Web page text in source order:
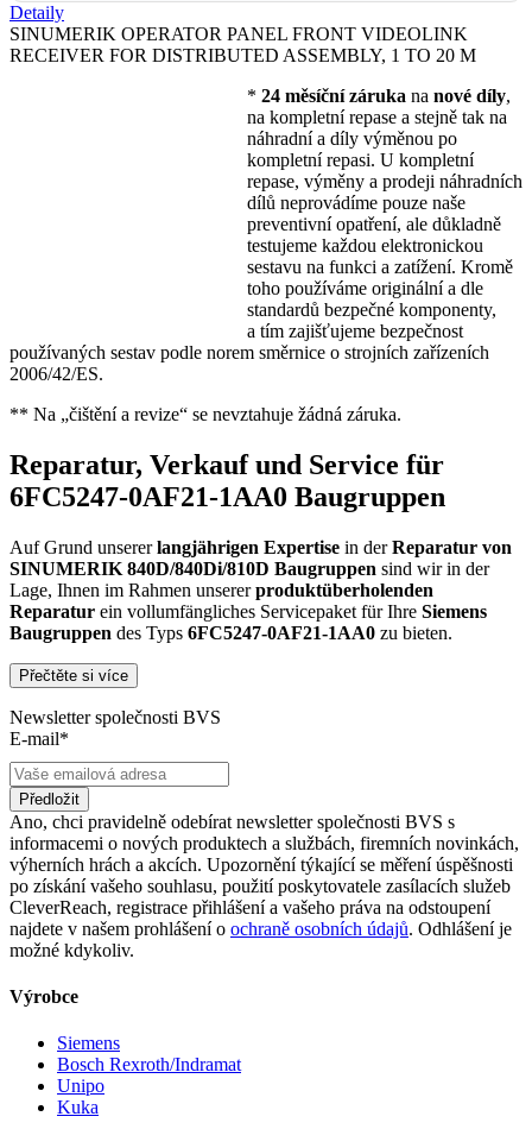
Detaily
SINUMERIK OPERATOR PANEL FRONT VIDEOLINK
RECEIVER FOR DISTRIBUTED ASSEMBLY, 1 TO 20 M
* 24 měsíční záruka na nové díly,
na kompletní repase a stejně tak na
náhradní a díly výměnou po
kompletní repasi. U kompletní
repase, výměny a prodeji náhradních
dílů neprovádíme pouze naše
preventivní opatření, ale důkladně
testujeme každou elektronickou
sestavu na funkci a zatížení. Kromě
toho používáme originální a dle
standardů bezpečné komponenty,
a tím zajišťujeme bezpečnost
používaných sestav podle norem směrnice o strojních zařízeních
2006/42/ES.
** Na „čištění a revize“ se nevztahuje žádná záruka.
Reparatur, Verkauf und Service für
6FC5247-0AF21-1AA0 Baugruppen
Auf Grund unsererlangjährigen Expertise in derReparatur von
SINUMERIK 840D/840Di/810D Baugruppen sind wir in der
Lage, Ihnen im Rahmen unsererproduktüberholenden
Reparatur ein vollumfängliches Servicepaket für Ihre Siemens
Baugruppen des Typs 6FC5247-0AF21-1AA0 zu bieten.
Dies unterscheidet unsere
konventionellen Reparaturen:
oder einem höheren Verschleiß unterliegen
Anlehnung unserer Reparatur an die EG-
Maschinenrichtlinie 2006/42/EG
Austausch aller Komponenten, die als Schwachstellen
identifiziert werden und somit ein Sicherheitsrisiko für die
Maschine und deren Betreiber darstellen
Ausschließliche Verwendung der vom Hersteller oder
Gesetzgeber neuen & zugelassenen Komponenten
Überprüfung aller relevanten Funktionen in Form von
Mit unserer
unseremzertifizierten Reparaturprozess
Qualität zu priorisieren.
Verkauf von Ersatz- und Austauschteilen
Přečtěte si více
Newsletter společnosti BVS
E-mail*
Předložit
Ano, chci pravidelně odebírat newsletter společnosti BVS s
informacemi o nových produktech a službách, firemních novinkách,
výherních hrách a akcích. Upozornění týkající se měření úspěšnosti
po získání vašeho souhlasu, použití poskytovatele zasílacích služeb
CleverReach, registrace přihlášení a vašeho práva na odstoupení
najdete v našem prohlášení o ochraně osobních údajů. Odhlášení je
možné kdykoliv.
Výrobce
Siemens
Bosch Rexroth/Indramat
Unipo
Kuka